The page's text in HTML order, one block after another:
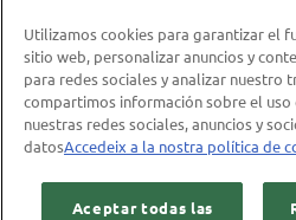
Política de calidad
Objeto social y misión
Código ético
Aviso legal
Utilizamos cookies para garantizar el
sitio web, personalizar anuncios y
para redes sociales y analizar nuestro
compartimos información sobre el uso
nuestras redes sociales, anuncios y
datosAccedeix a la nostra política de
Aceptar todas las